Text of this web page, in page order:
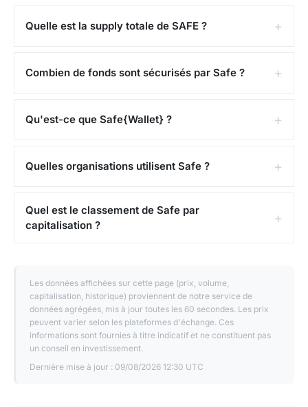
Quelle est la supply totale de SAFE ?
Combien de fonds sont sécurisés par Safe ?
Qu'est-ce que Safe{Wallet} ?
Quelles organisations utilisent Safe ?
Quel est le classement de Safe par
capitalisation ?
Les données affichées sur cette page (prix, volume,
capitalisation, historique) proviennent de notre service de
données agrégées, mis à jour toutes les 60 secondes. Les prix
peuvent varier selon les plateformes d'échange. Ces
informations sont fournies à titre indicatif et ne constituent pas
un conseil en investissement.
Dernière mise à jour : 09/08/2026 12:30 UTC